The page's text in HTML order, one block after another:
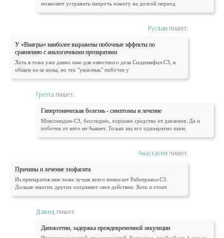
позволяет устранить напрочь изжогу на долгий период
Руслан пишет:
У «Виагры» наиболее выражены побочные эффекты по
сравнению с аналогичными препаратами
Хоть я тоже уже давно пью для известного дела Силденафил-СЗ, в
общем из-за цены, но тех "ужасных" побочек у
Гретта пишет:
Гипертоническая болезнь - симптомы и лечение
Моксонидин-СЗ, бесспорно, хорошее средство от давления. Да и
побочек от него не бывает. Только мы его однократно пьем.
Анастасия пишет:
Причины и лечение эзофагита
Из препаратов мне тоже лучше всего помогает Рабепразол-СЗ.
Дольше многих других сохраняет свое действие. Хоть и стоит
Давид пишет:
Дапоксетин, задержка преждевременной эякуляции